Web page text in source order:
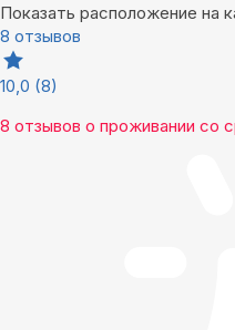
Показать расположение на
8 отзывов
10,0 (8)
8 отзывов о проживании со